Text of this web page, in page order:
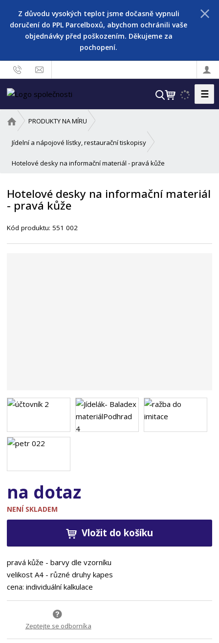
Z důvodu vysokých teplot jsme dočasně vypnuli
doručení do PPL Parcelboxů, abychom ochránili vaše
objednávky před poškozením. Děkujeme za
pochopení.
V
☰
v
o
n
t
r
n
PRODUKTY NA MÍRU
Jídelní a nápojové lístky, restaurační tiskopisy
Hotelové desky na informační materiál - pravá kůže
Hotelové desky na informační materiál
- pravá kůže
Kód produktu: 551 002
na dotaz
NENÍ SKLADEM
Vložit do košíku
pravá kůže - barvy dle vzorníku
velikost A4 - různé druhy kapes
cena: individuální kalkulace
Zeptejte se odborníka